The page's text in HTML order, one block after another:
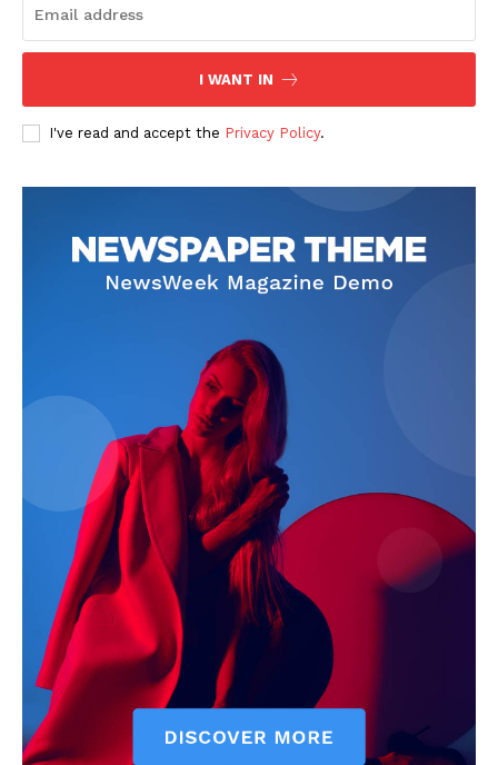
I WANT IN
I've read and accept the Privacy Policy.